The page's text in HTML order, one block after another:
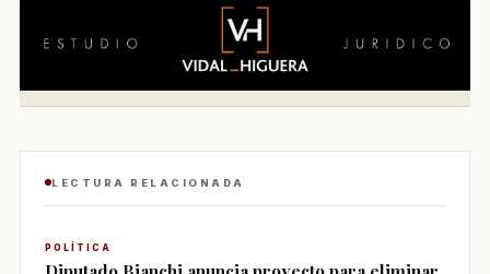
LECTURA RELACIONADA
POLÍTICA